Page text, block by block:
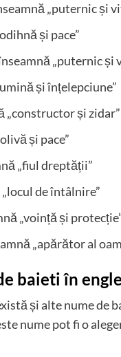
„puternic și
și pace”
„puternic și
și înțelepciune”
„constructor și zidar”
și pace”
„fiul dreptății”
de întâlnire”
„voință și
„apărător al
baieti în
și alte nume de
nume pot fi o